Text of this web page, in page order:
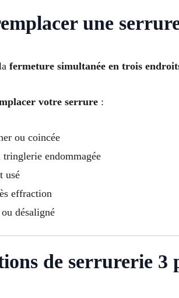
une
fermeture simultanée en trois
votre serrure :
ou coincée
tringlerie endommagée
usé
effraction
désaligné
de serrurerie 3